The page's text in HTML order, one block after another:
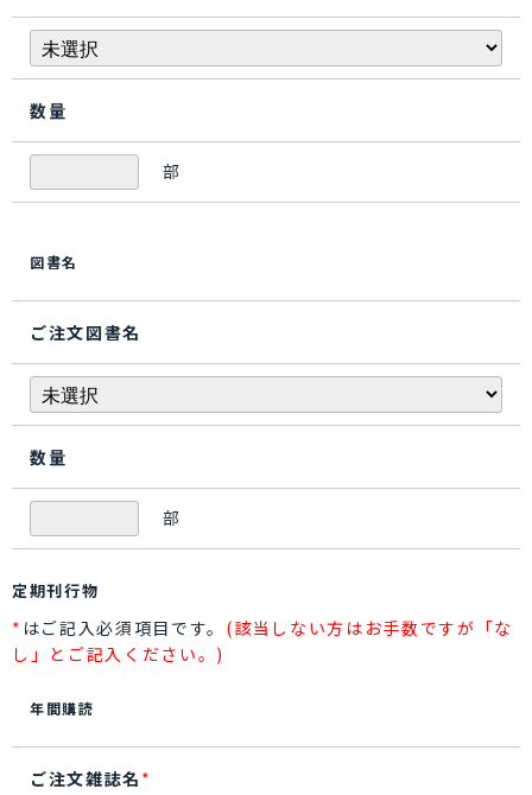
数量
部
図書名
ご注文図書名
数量
部
定期刊行物
* はご記入必須項目です。 (該当しない方はお手数ですが「な
し」とご記入ください。)
年間購読
ご注文雑誌名 *